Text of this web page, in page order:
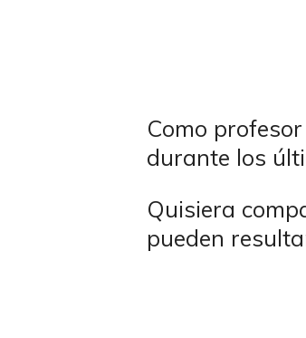
Como
durante los
Quisiera
pueden